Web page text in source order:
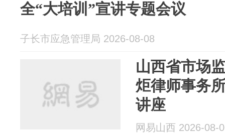
全“大培训”宣讲专题会议
子长市应急管理局 2026-08-08
山西省市场
炬律师事务
讲座
网易山西 2026-08-